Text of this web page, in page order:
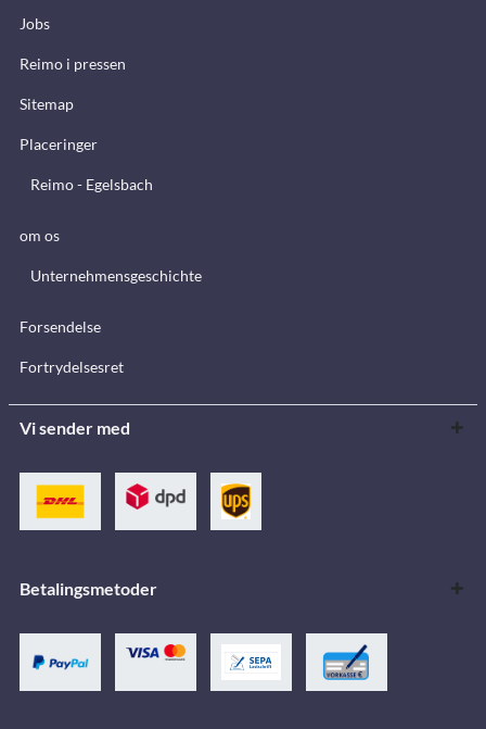
Jobs
Reimo i pressen
Sitemap
Placeringer
Reimo - Egelsbach
om os
Unternehmensgeschichte
Forsendelse
Fortrydelsesret
Vi sender med
Betalingsmetoder